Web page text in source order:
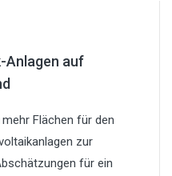
Anlagen auf
Flächen für den
zur
für ein